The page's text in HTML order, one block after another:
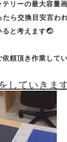
テリーの最大容量
たら交換目安言わ
ると考えます🤕
頼頂き作業して
していきます